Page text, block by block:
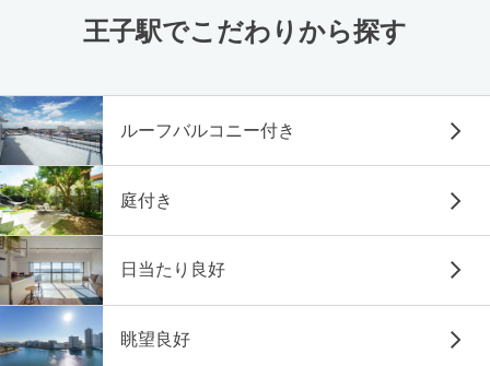
王子駅でこだわりから探す
ルーフバルコニー付き
庭付き
日当たり良好
眺望良好